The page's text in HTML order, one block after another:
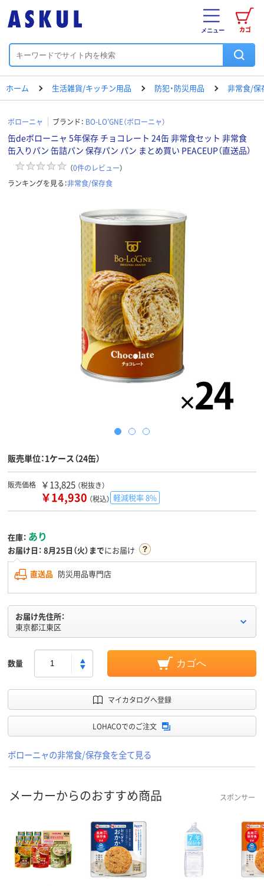
カゴ
メニュー
ホーム 生活雑貨/キッチン用品 防犯・防災用品 非常食/保
ボローニャ ブランド： BO-LO’GNE（ボローニャ）
缶deボローニャ 5年保存 チョコレート 24缶 非常食セット 非常食
缶入りパン 缶詰パン 保存パン パン まとめ買い PEACEUP（直送品）
（0件のレビュー）
ランキングを見る：非常食/保存食
販売単位：1ケース（24缶）
販売価格 ￥13,825 （税抜き）
￥14,930 （税込） 軽減税率 8%
在庫： あり
お届け日： 8月25日（火）までにお届け
直送品 防災用品専門店
お届け先住所：
東京都江東区
数量 カゴへ
マイカタログへ登録
LOHACOでのご注文
ボローニャの非常食/保存食を全て見る
メーカーからのおすすめ商品 スポンサー